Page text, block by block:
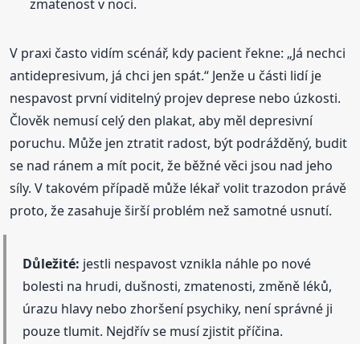
zmatenost v noci.
V praxi často vidím scénář, kdy pacient řekne: „Já nechci
antidepresivum, já chci jen spát.“ Jenže u části lidí je
nespavost první viditelný projev deprese nebo úzkosti.
Člověk nemusí celý den plakat, aby měl depresivní
poruchu. Může jen ztratit radost, být podrážděný, budit
se nad ránem a mít pocit, že běžné věci jsou nad jeho
síly. V takovém případě může lékař volit trazodon právě
proto, že zasahuje širší problém než samotné usnutí.
Důležité: jestli nespavost vznikla náhle po nové
bolesti na hrudi, dušnosti, zmatenosti, změně léků,
úrazu hlavy nebo zhoršení psychiky, není správné ji
pouze tlumit. Nejdřív se musí zjistit příčina.